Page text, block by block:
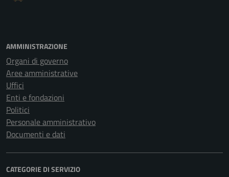
AMMINISTRAZIONE
Organi di governo
Aree amministrative
Uffici
Enti e fondazioni
Politici
Personale amministrativo
Documenti e dati
CATEGORIE DI SERVIZIO